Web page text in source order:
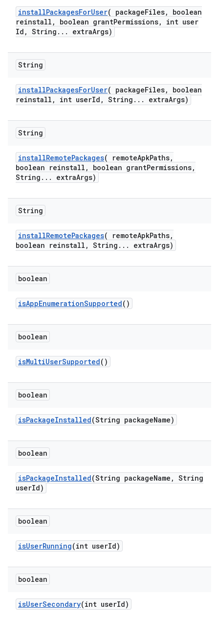
installPackagesForUser( packageFiles,
boolean
reinstall , boolean grantPermissions,
int user
Id , String . . . extraArgs)
String
installPackagesForUser( packageFiles,
boolean
reinstall , int userId , String . . . extraArgs)
String
installRemotePackages( remoteApkPaths,
boolean reinstall , boolean grantPermissions,
String . . . extraArgs)
String
installRemotePackages( remoteApkPaths,
boolean reinstall , String . . . extraArgs)
boolean
isAppEnumerationSupported()
boolean
isMultiUserSupported()
boolean
isPackageInstalled(String packageName)
boolean
isPackageInstalled(String packageName , String
userId)
boolean
isUserRunning(int userId)
boolean
isUserSecondary(int userId)